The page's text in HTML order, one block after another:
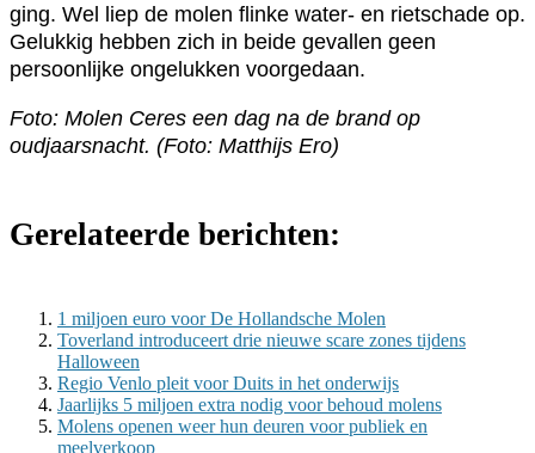
ging. Wel liep de molen flinke water- en rietschade op.
Gelukkig hebben zich in beide gevallen geen
persoonlijke ongelukken voorgedaan.
Foto: Molen Ceres een dag na de brand op
oudjaarsnacht. (Foto: Matthijs Ero)
Gerelateerde berichten:
1 miljoen euro voor De Hollandsche Molen
Toverland introduceert drie nieuwe scare zones tijdens
Halloween
Regio Venlo pleit voor Duits in het onderwijs
Jaarlijks 5 miljoen extra nodig voor behoud molens
Molens openen weer hun deuren voor publiek en
meelverkoop